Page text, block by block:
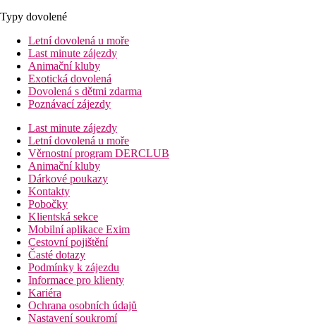
Typy dovolené
Letní dovolená u moře
Last minute zájezdy
Animační kluby
Exotická dovolená
Dovolená s dětmi zdarma
Poznávací zájezdy
Last minute zájezdy
Letní dovolená u moře
Věrnostní program DERCLUB
Animační kluby
Dárkové poukazy
Kontakty
Pobočky
Klientská sekce
Mobilní aplikace Exim
Cestovní pojištění
Časté dotazy
Podmínky k zájezdu
Informace pro klienty
Kariéra
Ochrana osobních údajů
Nastavení soukromí